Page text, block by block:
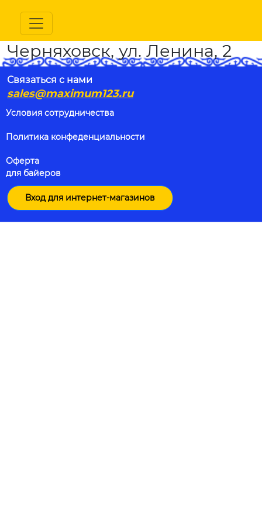
Черняховск, ул. Ленина, 2
Связаться с нами
sales@maximum123.ru
Условия сотрудничества
Политика конфеденциальности
Оферта
для байеров
Вход для интернет-магазинов